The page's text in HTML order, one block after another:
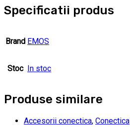
Specificatii produs
Brand EMOS
Stoc In stoc
Produse similare
Accesorii conectica, Conectica